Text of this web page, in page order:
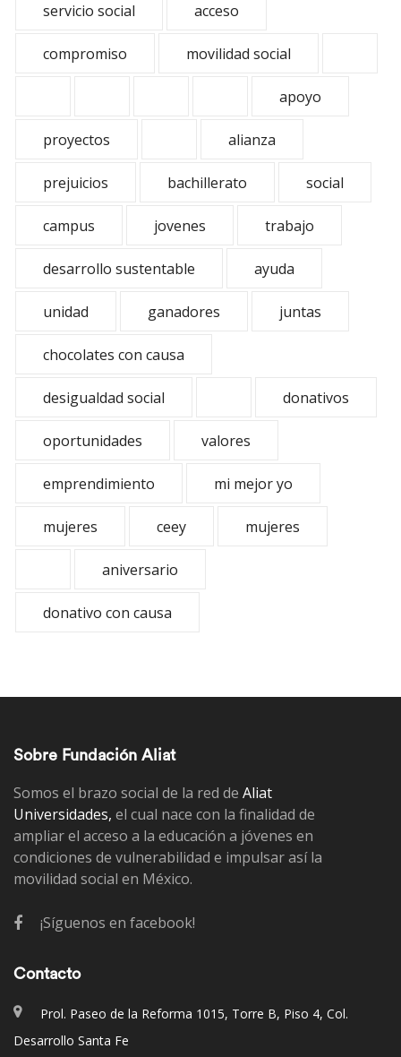
servicio social acceso
compromiso movilidad social
apoyo
proyectos alianza
prejuicios bachillerato social
campus jovenes trabajo
desarrollo sustentable ayuda
unidad ganadores juntas
chocolates con causa
desigualdad social donativos
oportunidades valores
emprendimiento mi mejor yo
mujeres ceey mujeres
aniversario
donativo con causa
Sobre Fundación Aliat
Somos el brazo social de la red de Aliat
Universidades, el cual nace con la finalidad de
ampliar el acceso a la educación a jóvenes en
condiciones de vulnerabilidad e impulsar así la
movilidad social en México.
¡Síguenos en facebook!
Contacto
Prol. Paseo de la Reforma 1015, Torre B, Piso 4, Col.
Desarrollo Santa Fe